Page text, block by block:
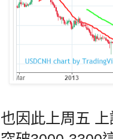
也因此上周五